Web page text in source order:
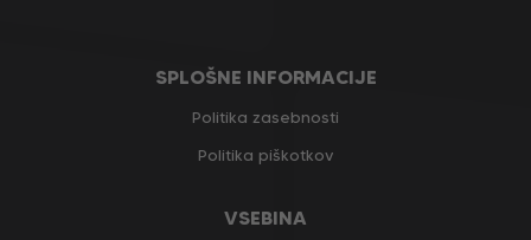
SPLOŠNE INFORMACIJE
Politika zasebnosti
Politika piškotkov
VSEBINA